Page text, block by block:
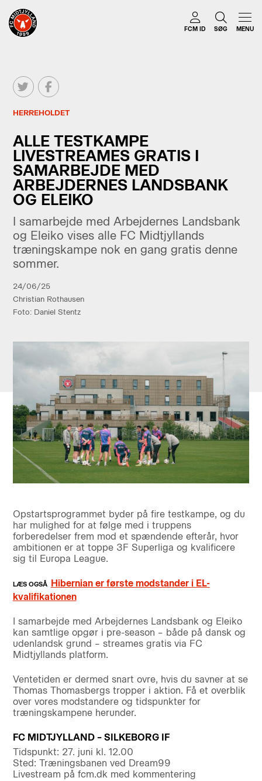
FCM ID SØG MENU
HERREHOLDET
ALLE TESTKAMPE
LIVESTREAMES GRATIS I
SAMARBEJDE MED
ARBEJDERNES LANDSBANK
OG ELEIKO
I samarbejde med Arbejdernes Landsbank
og Eleiko vises alle FC Midtjyllands
træningskampe nok en gang gratis denne
sommer.
24/06/25
Christian Rothausen
Foto: Daniel Stentz
Opstartsprogrammet byder på fire testkampe, og du
har mulighed for at følge med i truppens
forberedelser frem mod et spændende efterår, hvor
ambitionen er at toppe 3F Superliga og kvalificere
sig til Europa League.
Hibernian er første modstander i EL-
kvalifikationen
I samarbejde med Arbejdernes Landsbank og Eleiko
kan samtlige opgør i pre-season – både på dansk og
udenlandsk grund – streames gratis via FC
Midtjyllands platform.
Ventetiden er dermed snart ovre, hvis du savner at se
Thomas Thomasbergs tropper i aktion. Få et overblik
over vores modstandere og tidspunkter for
træningskampene herunder.
FC MIDTJYLLAND – SILKEBORG IF
Tidspunkt: 27. juni kl. 12.00
Sted: Træningsbanen ved Dream99
Livestream på fcm.dk med kommentering